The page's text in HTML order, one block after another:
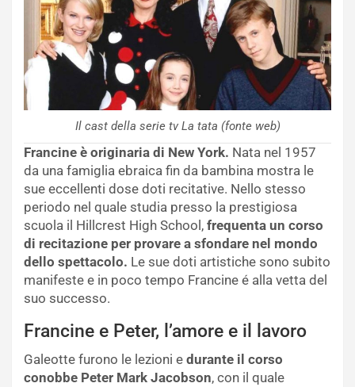
Il cast della serie tv La tata (fonte web)
Francine è originaria di New York. Nata nel 1957
da una famiglia ebraica fin da bambina mostra le
sue eccellenti dose doti recitative. Nello stesso
periodo nel quale studia presso la prestigiosa
scuola il Hillcrest High School, frequenta un corso
di recitazione per provare a sfondare nel mondo
dello spettacolo. Le sue doti artistiche sono subito
manifeste e in poco tempo Francine é alla vetta del
suo successo.
Francine e Peter, l’amore e il lavoro
Galeotte furono le lezioni e durante il corso
conobbe Peter Mark Jacobson, con il quale